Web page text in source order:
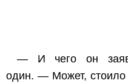
— И чего он
один. — Может, стоило